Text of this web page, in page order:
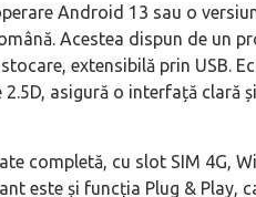
Android 13 sau o
Acestea dispun de un
extensibilă prin USB.
asigură o interfață clară
completă, cu slot SIM 4G,
este și funcția Plug & Play,